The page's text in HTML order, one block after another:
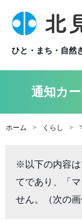
ひと・まち・自然
通知カ
ホーム くらし
※以下の内容は
てであり、「
せん。（次の